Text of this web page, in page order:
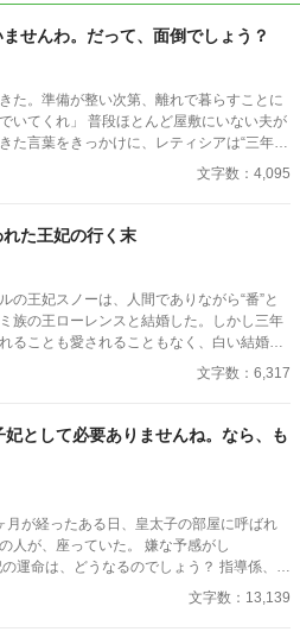
せんわ。だって、面倒でしょう？
た。準備が整い次第、離れで暮らすことに
んど屋敷にいない夫が
た言葉をきっかけに、レティシアは“三年
の他人を屋敷に迎えるこ
感情を砕く理由などない。 「だって、
ょう。
文字数：4,095
た王妃の行く末
の王妃スノーは、人間でありながら“番”と
族の王ローレンスと結婚した。しかし三年
ることも愛されることもなく、白い結婚の
ス
、ローレンスが別の令嬢レイアーを懐妊さ
、レイアー嬢の実
ーは命を落とす寸前、自身の命と引き換え
れでスノーの、人生は終
た。何度死んでも、何度拒絶しても、結婚
ようと、スノーは何
文字数：6,317
妃として必要ありませんね。なら、も
月が経ったある日、皇太子の部屋に呼ばれ
座っていた。 嫌な予感がし
文字数：13,139